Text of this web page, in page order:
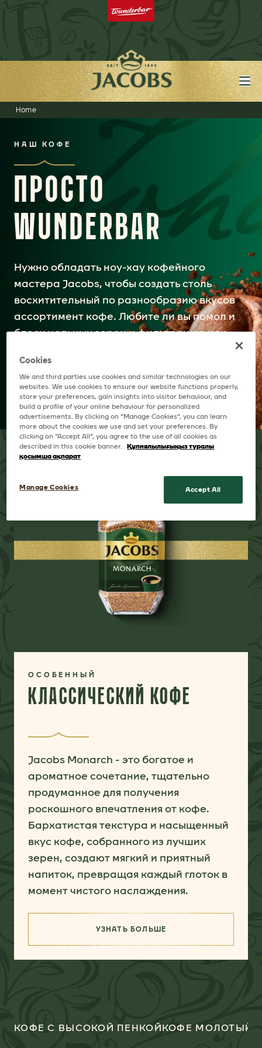
Home
НАШ КОФЕ
ПРОСТО
WUNDERBAR
Нужно обладать ноу-хау кофейного
мастера Jacobs, чтобы создать столь
восхитительный по разнообразию вкусов
ассортимент кофе. Любите ли вы помол и
блеск цельных зерен и фильтрацию или
чашечку, как нравится вам.
ОСОБЕННЫЙ
КЛАССИЧЕСКИЙ КОФЕ
Jacobs Monarch - это богатое и
ароматное сочетание, тщательно
продуманное для получения
роскошного впечатления от кофе.
Бархатистая текстура и насыщенный
вкус кофе, собранного из лучших
зерен, создают мягкий и приятный
напиток, превращая каждый глоток в
момент чистого наслаждения.
УЗНАТЬ БОЛЬШЕ
КОФЕ С ВЫСОКОЙ ПЕНКОЙКОФЕ МОЛОТЫЙ
Cookies
We and third parties use cookies and similar technologies on our
websites. We use cookies to ensure our website functions properly,
store your preferences, gain insights into visitor behaviour, and
build a profile of your online behaviour for personalized
advertisements. By clicking on “Manage Cookies”, you can learn
more about the cookies we use and set your preferences. By
clicking on “Accept All”, you agree to the use of all cookies as
described in this cookie banner. Құпиялылығыңыз туралы
қосымша ақпарат
Manage Cookies Accept All